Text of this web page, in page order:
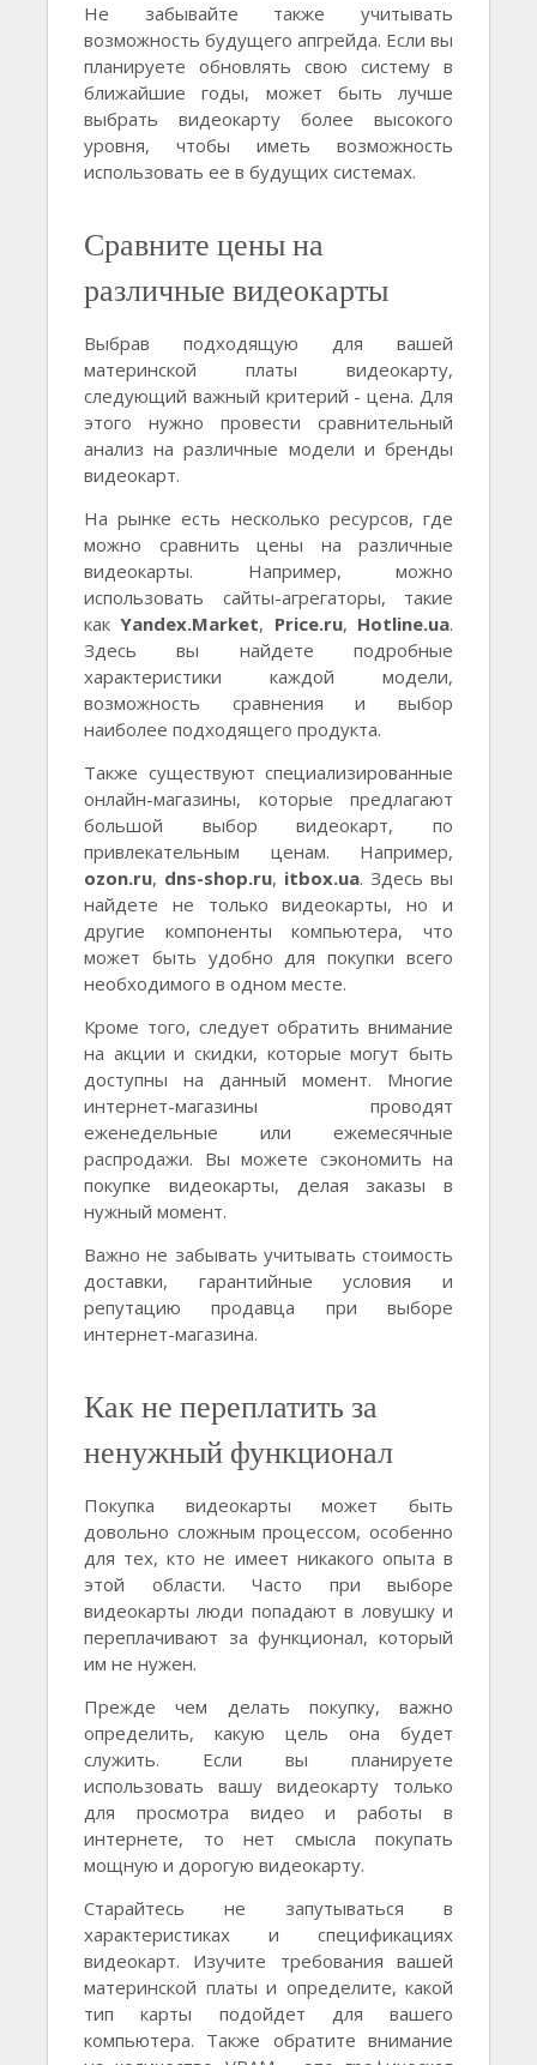
Не забывайте также учитывать
возможность будущего апгрейда. Если вы
планируете обновлять свою систему в
ближайшие годы, может быть лучше
выбрать видеокарту более высокого
уровня, чтобы иметь возможность
использовать ее в будущих системах.
Сравните цены на
различные видеокарты
Выбрав подходящую для вашей
материнской платы видеокарту,
следующий важный критерий - цена. Для
этого нужно провести сравнительный
анализ на различные модели и бренды
видеокарт.
На рынке есть несколько ресурсов, где
можно сравнить цены на различные
видеокарты. Например, можно
использовать сайты-агрегаторы, такие
какYandex.Market, Price.ru, Hotline.ua.
Здесь вы найдете подробные
характеристики каждой модели,
возможность сравнения и выбор
наиболее подходящего продукта.
Также существуют специализированные
онлайн-магазины, которые предлагают
большой выбор видеокарт, по
привлекательным ценам. Например,
ozon.ru, dns-shop.ru, itbox.ua. Здесь вы
найдете не только видеокарты, но и
другие компоненты компьютера, что
может быть удобно для покупки всего
необходимого в одном месте.
Кроме того, следует обратить внимание
на акции и скидки, которые могут быть
доступны на данный момент. Многие
интернет-магазины проводят
еженедельные или ежемесячные
распродажи. Вы можете сэкономить на
покупке видеокарты, делая заказы в
нужный момент.
Важно не забывать учитывать стоимость
доставки, гарантийные условия и
репутацию продавца при выборе
интернет-магазина.
Как не переплатить за
ненужный функционал
Покупка видеокарты может быть
довольно сложным процессом, особенно
для тех, кто не имеет никакого опыта в
этой области. Часто при выборе
видеокарты люди попадают в ловушку и
переплачивают за функционал, который
им не нужен.
Прежде чем делать покупку, важно
определить, какую цель она будет
служить. Если вы планируете
использовать вашу видеокарту только
для просмотра видео и работы в
интернете, то нет смысла покупать
мощную и дорогую видеокарту.
Старайтесь не запутываться в
характеристиках и спецификациях
видеокарт. Изучите требования вашей
материнской платы и определите, какой
тип карты подойдет для вашего
компьютера. Также обратите внимание